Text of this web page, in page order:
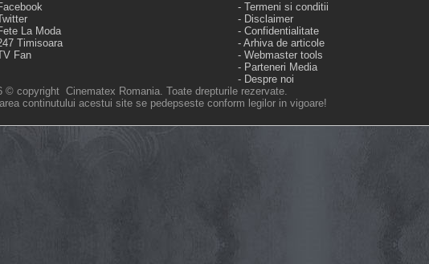
- Termeni si conditii
- Disclaimer
- Confidentialitate
- Arhiva de articole
- Webmaster tools
- Parteneri Media
- Despre noi
La Moda
Timisoara
Fan
© copyright Cinematex Romania. Toate drepturile rezervate.
continutului acestui site se pedepseste conform legilor in vigoare!